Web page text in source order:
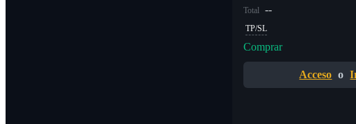
Total --
TP/SL
Comprar
Acceso o